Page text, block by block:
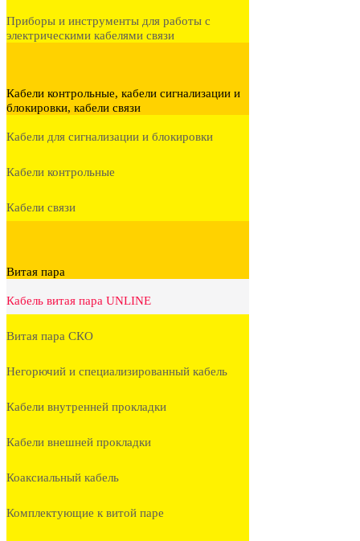
Приборы и инструменты для работы с
электрическими кабелями связи
Кабели контрольные, кабели сигнализации и
блокировки, кабели связи
Кабели для сигнализации и блокировки
Кабели контрольные
Кабели связи
Витая пара
Кабель витая пара UNLINE
Витая пара СКО
Негорючий и специализированный кабель
Кабели внутренней прокладки
Кабели внешней прокладки
Коаксиальный кабель
Комплектующие к витой паре